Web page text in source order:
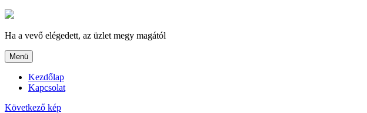
Tartalomhoz
Ha a vevő elégedett, az üzlet megy magától
Menü
Kezdőlap
Kapcsolat
Következő kép